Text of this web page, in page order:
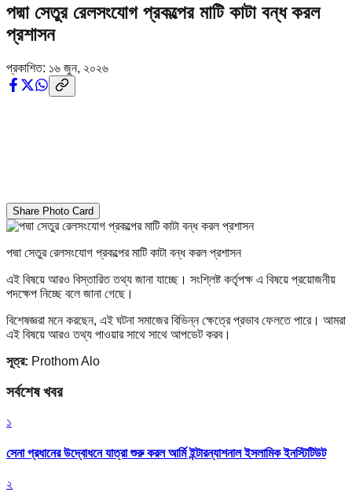
পদ্মা সেতুর রেলসংযোগ প্রকল্পের মাটি কাটা বন্ধ করল
প্রশাসন
প্রকাশিত: ১৬ জুন, ২০২৬
Share Photo Card
পদ্মা সেতুর রেলসংযোগ প্রকল্পের মাটি কাটা বন্ধ করল প্রশাসন
এই বিষয়ে আরও বিস্তারিত তথ্য জানা যাচ্ছে। সংশ্লিষ্ট কর্তৃপক্ষ এ বিষয়ে প্রয়োজনীয়
পদক্ষেপ নিচ্ছে বলে জানা গেছে।
বিশেষজ্ঞরা মনে করছেন, এই ঘটনা সমাজের বিভিন্ন ক্ষেত্রে প্রভাব ফেলতে পারে। আমরা
এই বিষয়ে আরও তথ্য পাওয়ার সাথে সাথে আপডেট করব।
সূত্র: Prothom Alo
সর্বশেষ খবর
১
সেনা প্রধানের উদ্বোধনে যাত্রা শুরু করল আর্মি ইন্টারন্যাশনাল ইসলামিক ইনস্টিটিউট
২